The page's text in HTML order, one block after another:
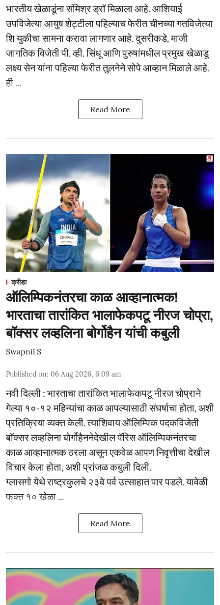
भारतीय खेळाडूंना संमिश्र ड्रॉ मिळाला आहे. आशियाई
उपविजेत्या आयुष शेट्टीला पहिल्याच फेरीत चीनच्या गतविजेत्या
शि युकीचा सामना करावा लागणार आहे. दुसरीकडे, माजी
जागतिक विजेती पी. व्ही. सिंधू आणि पुरुषांमधील प्रमुख खेळाडू
लक्ष्य सेन यांना पहिल्या फेरीत तुलनेने सोपे आव्हान मिळाले आहे.
ही ...
Read More
क्रीडा
ऑलिम्पिकनंतरचा काळ आव्हानात्मक!
भारताचा तारांकित भालाफेकपटू नीरज चोप्रा,
बॉक्सर लव्हलिना बोर्गोहैन यांची कबुली
Swapnil S
Published on: 06 Aug 2026, 6:09 am
नवी दिल्ली : भारताचा तारांकित भालाफेकपटू नीरज चोप्राने
गेल्या १०-१२ महिन्यांचा काळ आपल्यासाठी संघर्षाचा होता, अशी
प्रतिक्रिया व्यक्त केली. त्याशिवाय ऑलिम्पिक पदकविजेती
बॉक्सर लव्हलिना बोर्गोहैननेदेखील पॅरिस ऑलिम्पिकनंतरचा
काळ आव्हानात्मक ठरला असून एकवेळ आपण निवृत्तीचा देखील
विचार केला होता, अशी प्रांजळ कबुली दिली.
ग्लासगो येथे राष्ट्रकुलचे २३वे पर्व उत्साहात पार पडले. यावेळी
फक्त १० खेळा ...
Read More